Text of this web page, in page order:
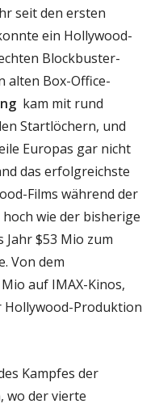
seit den ersten
ein Hollywood-
Blockbuster-
alten Box-Office-
kam mit rund
Startlöchern, und
Europas gar nicht
das erfolgreichste
Films während der
wie der bisherige
Jahr $53 Mio zum
Von dem
auf IMAX-Kinos,
Hollywood-Produktion
Kampfes der
wo der vierte